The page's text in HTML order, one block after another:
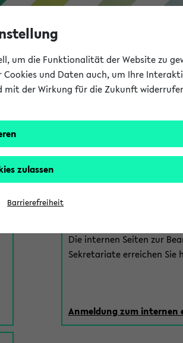
Sie die für Sie richtige aus:
eKVV für
Die internen Seiten zur
Sekretariate erreichen Sie
Anmeldung zum internen
um die Funktionalität der Website zu
und Daten auch, um Ihre
mit der Wirkung für die Zukunft
zulassen
Barrierefreiheit